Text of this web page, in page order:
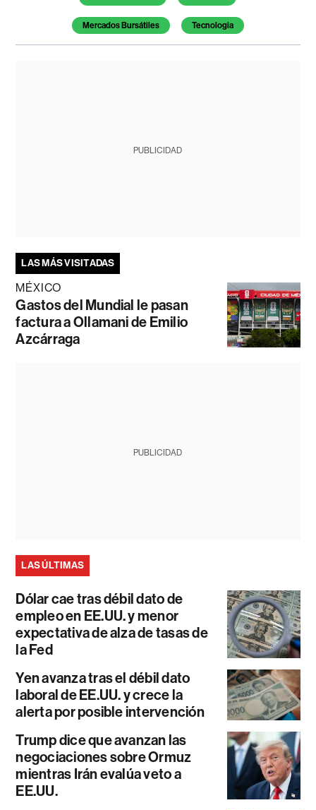
Mercados Bursátiles Tecnologia
PUBLICIDAD
LAS MÁS VISITADAS
MÉXICO
Gastos del Mundial le pasan
factura a Ollamani de Emilio
Azcárraga
PUBLICIDAD
LAS ÚLTIMAS
Dólar cae tras débil dato de
empleo en EE.UU. y menor
expectativa de alza de tasas de
la Fed
Yen avanza tras el débil dato
laboral de EE.UU. y crece la
alerta por posible intervención
Trump dice que avanzan las
negociaciones sobre Ormuz
mientras Irán evalúa veto a
EE.UU.